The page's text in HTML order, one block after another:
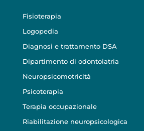
Fisioterapia
Logopedia
Diagnosi e trattamento DSA
Dipartimento di odontoiatria
Neuropsicomotricità
Psicoterapia
Terapia occupazionale
Riabilitazione neuropsicologica